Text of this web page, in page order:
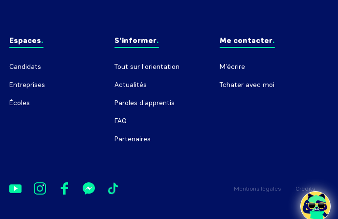
Espaces
Candidats
Entreprises
Écoles
S’informer
Tout sur l’orientation
Actualités
Paroles d'apprentis
FAQ
Partenaires
Me contacter
M'écrire
Tchater avec moi
Mentions légales Crédits